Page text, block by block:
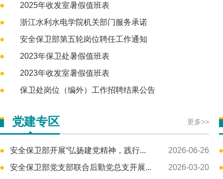
2025年收发室暑假值班表
浙江水利水电学院机关部门服务承诺
安全保卫部第五轮岗位聘任工作通知
2023年保卫处暑假值班表
2023年收发室暑假值班表
保卫处岗位（编外）工作招聘结果公告
党建专区 更多>>
安全保卫部开展“弘扬建党精神，践行...
2026-06-26
安全保卫部党支部联合后勤党总支开展...
2026-03-20